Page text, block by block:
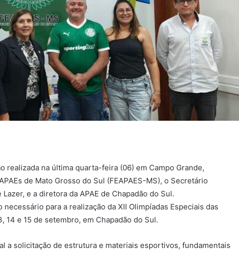
realizada na última quarta-feira (06) em Campo Grande,
de Mato Grosso do Sul (FEAPAES-MS), o Secretário
e a diretora da APAE de Chapadão do Sul.
para a realização da XII Olimpíadas Especiais das
14 e 15 de setembro, em Chapadão do Sul.
a solicitação de estrutura e materiais esportivos, fundamentais